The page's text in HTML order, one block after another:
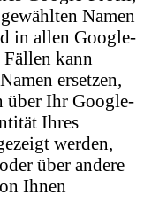
Namen
in allen Google-
kann
ersetzen,
über Ihr Google-
Ihres
werden,
über andere
Ihnen